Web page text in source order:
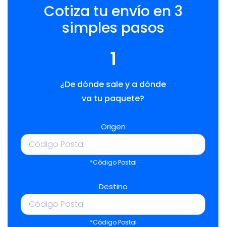
Cotiza tu envío en 3
simples pasos
1
¿De dónde sale y a dónde
va tu paquete?
Origen
*Código Postal
Destino
*Código Postal